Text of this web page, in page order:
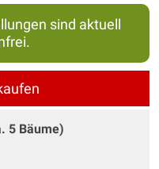
sind aktuell
5 Bäume)